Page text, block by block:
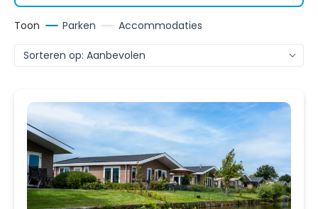
Toon Parken Accommodaties